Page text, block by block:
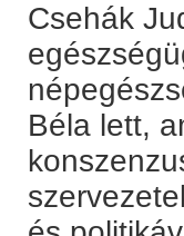
Csehák
Béla lett,